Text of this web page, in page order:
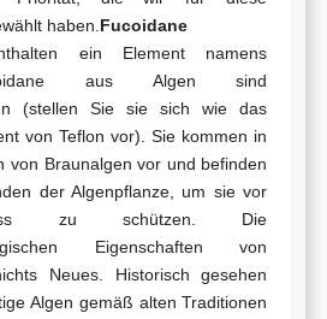
haben.Fucoidane
ein Element namens
aus Algen sind
(stellen Sie sie sich wie das
von Teflon vor). Sie kommen in
von Braunalgen vor und befinden
der Algenpflanze, um sie vor
zu schützen. Die
Eigenschaften von
Neues. Historisch gesehen
Algen gemäß alten Traditionen